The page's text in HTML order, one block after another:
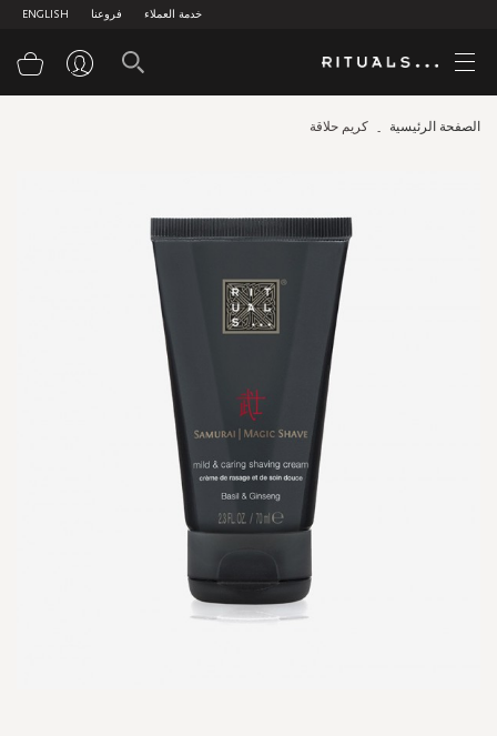
ENGLISH فروعنا خدمة العملاء
الصفحة الرئيسية كريم حلاقة